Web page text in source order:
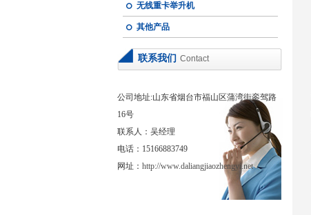
无线重卡举升机
其他产品
联系我们 Contact
公司地址:山东省烟台市福山区蒲湾街銮驾路
16号
联系人：吴经理
电话：15166883749
网址： http://www.daliangjiaozhengyi.net